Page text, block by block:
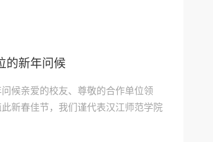
的新年问候
候亲爱的校友、尊敬的合作单位领
新春佳节，我们谨代表汉江师范学院